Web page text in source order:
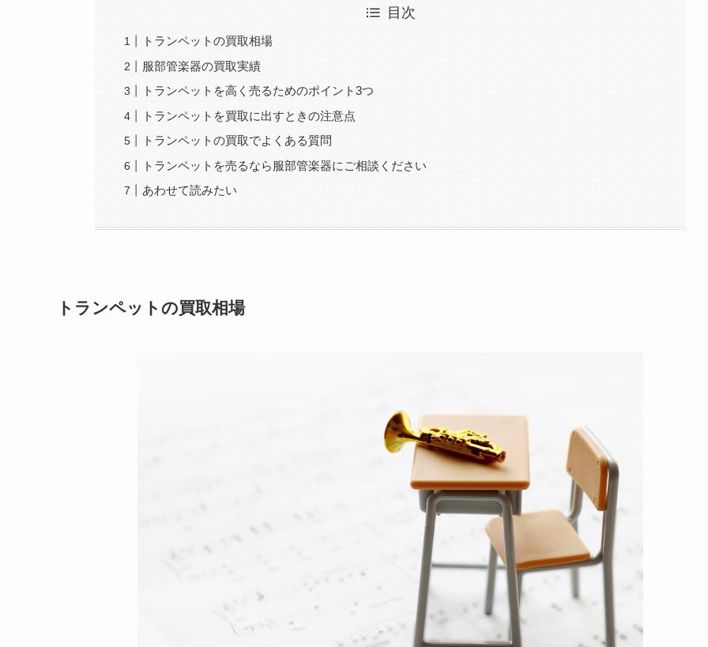
目次
トランペットの買取相場
服部管楽器の買取実績
トランペットを高く売るためのポイント3つ
トランペットを買取に出すときの注意点
トランペットの買取でよくある質問
トランペットを売るなら服部管楽器にご相談ください
あわせて読みたい
トランペットの買取相場